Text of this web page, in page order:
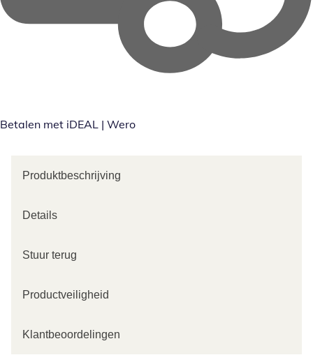
Betalen met iDEAL | Wero
Produktbeschrijving
Details
Stuur terug
Productveiligheid
Klantbeoordelingen